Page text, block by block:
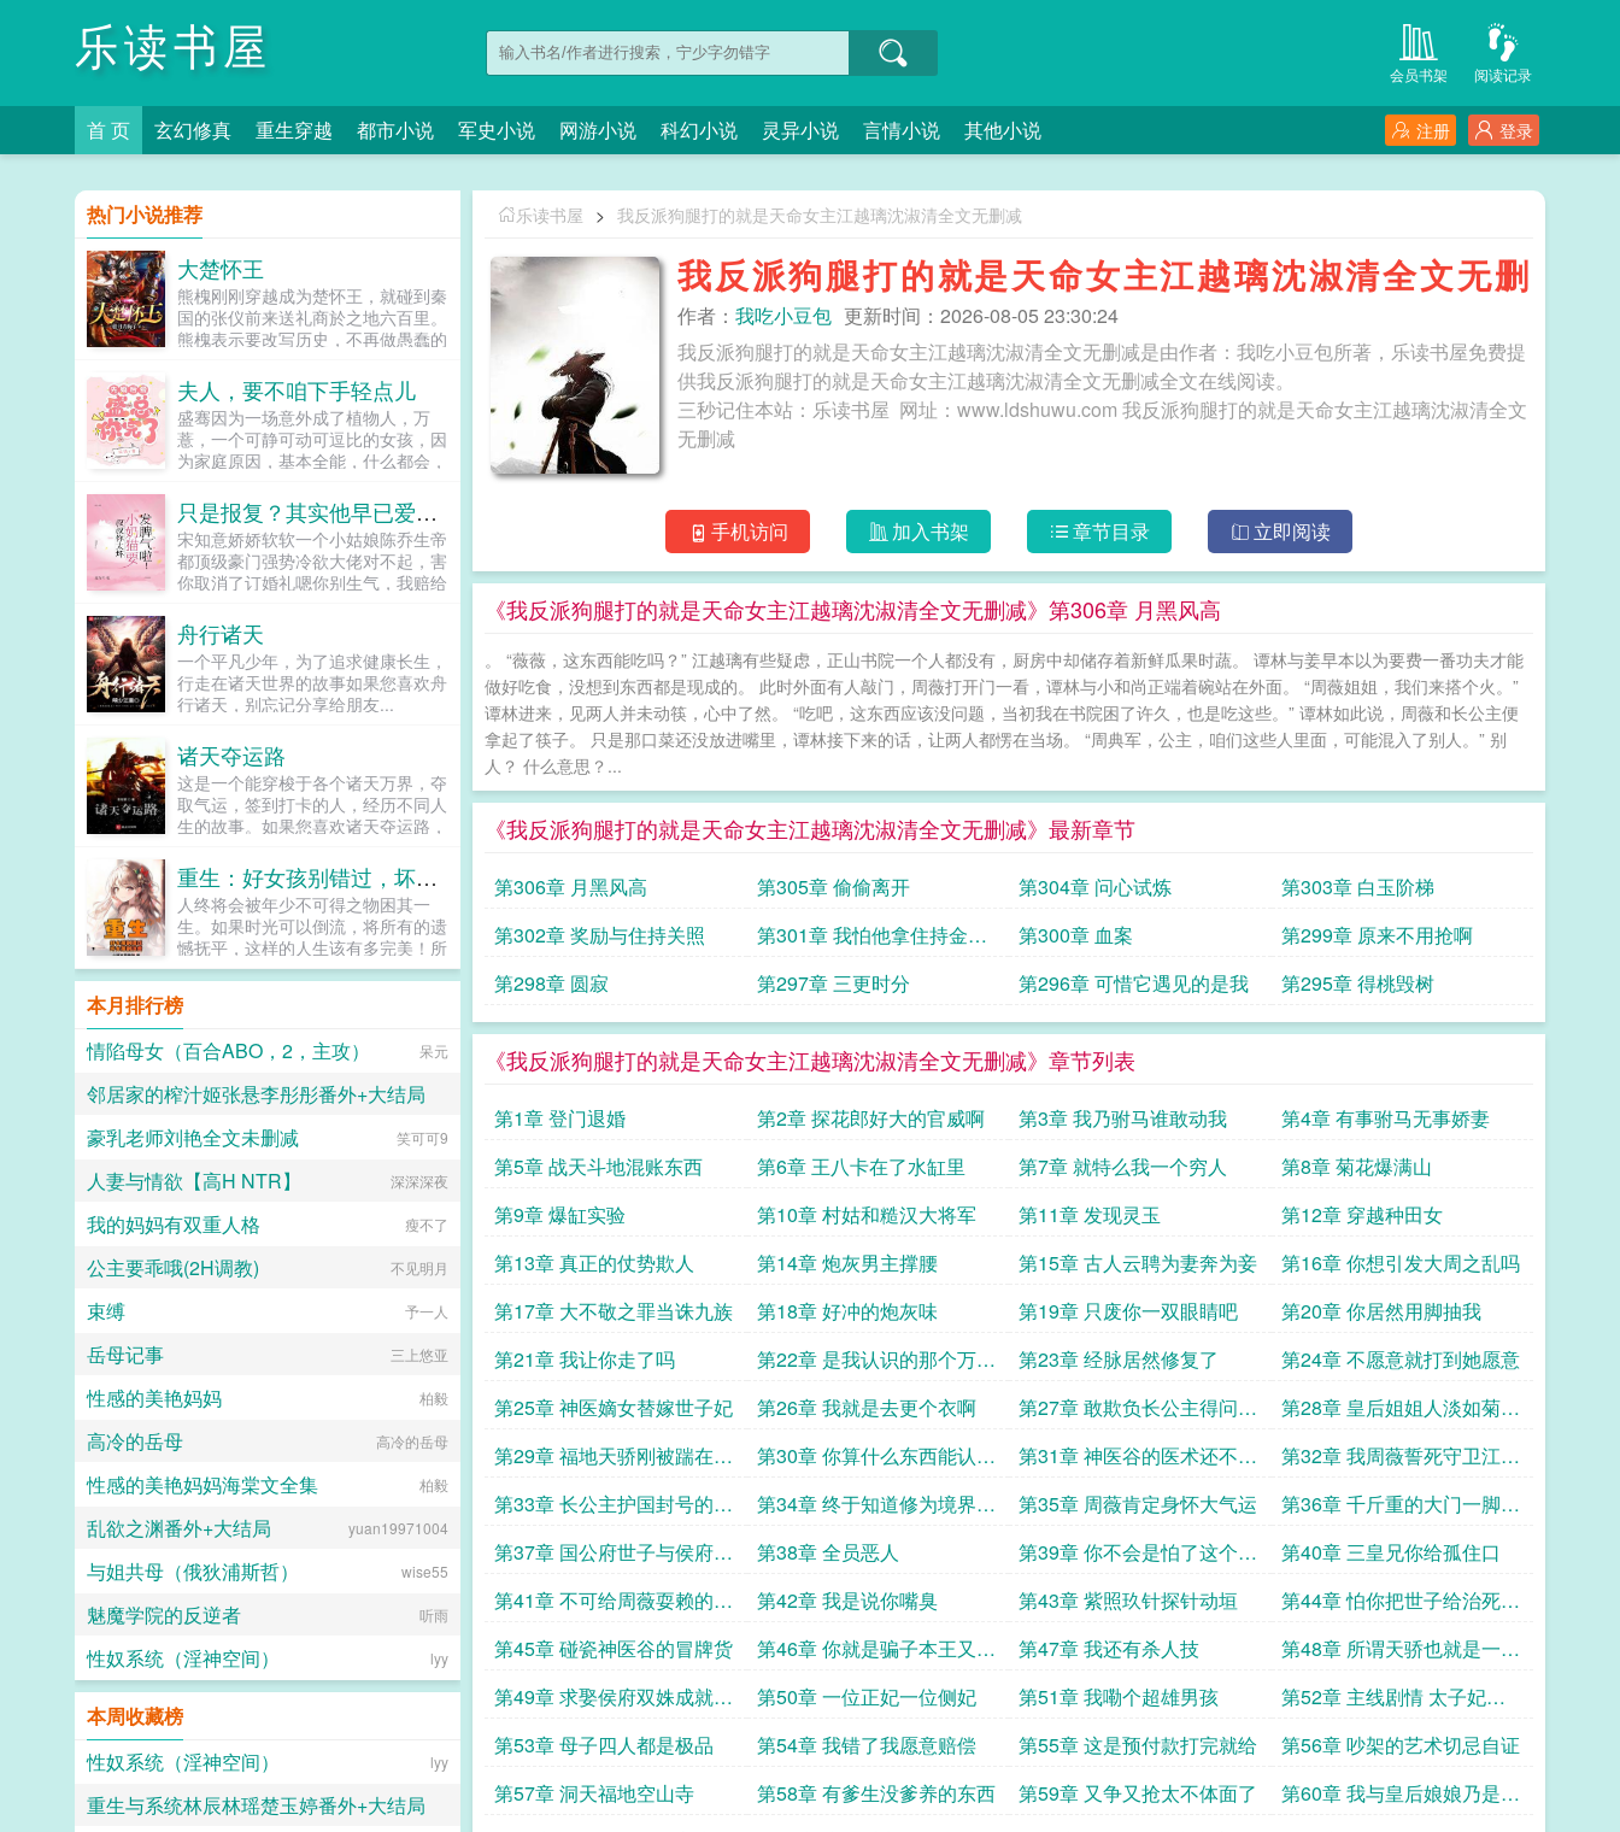
乐读书屋 阅读记录
会员书架
首 页 玄幻修真 重生穿越 都市小说 军史小说 网游小说 科幻小说 灵异小说 言情小说 其他小说 登录
注册
乐读书屋 > 我反派狗腿打的就是天命女主江越璃沈淑清全文无删减
我反派狗腿打的就是天命女主江越璃沈淑清全文无删
减
作者： 我吃小豆包 更新时间：2026-08-05 23:30:24
我反派狗腿打的就是天命女主江越璃沈淑清全文无删减是由作者：我吃小豆包所著，乐读书屋免费提
供我反派狗腿打的就是天命女主江越璃沈淑清全文无删减全文在线阅读。
三秒记住本站：乐读书屋 网址：www.ldshuwu.com 我反派狗腿打的就是天命女主江越璃沈淑清全文
无删减
手机访问 加入书架 章节目录 立即阅读
《我反派狗腿打的就是天命女主江越璃沈淑清全文无删减》第306章 月黑风高
。 “薇薇，这东西能吃吗？” 江越璃有些疑虑，正山书院一个人都没有，厨房中却储存着新鲜瓜果时蔬。 谭林与姜早本以为要费一番功夫才能
做好吃食，没想到东西都是现成的。 此时外面有人敲门，周薇打开门一看，谭林与小和尚正端着碗站在外面。 “周薇姐姐，我们来搭个火。”
谭林进来，见两人并未动筷，心中了然。 “吃吧，这东西应该没问题，当初我在书院困了许久，也是吃这些。” 谭林如此说，周薇和长公主便
拿起了筷子。 只是那口菜还没放进嘴里，谭林接下来的话，让两人都愣在当场。 “周典军，公主，咱们这些人里面，可能混入了别人。” 别
人？ 什么意思？...
《我反派狗腿打的就是天命女主江越璃沈淑清全文无删减》最新章节
第306章 月黑风高 第305章 偷偷离开 第304章 问心试炼
第303章 白玉阶梯
第302章 奖励与住持关照
第301章 我怕他拿住持金身
干坏事
第300章 血案
第299章 原来不用抢啊
第298章 圆寂
第297章 三更时分 第296章 可惜它遇见的是我 第295章 得桃毁树
《我反派狗腿打的就是天命女主江越璃沈淑清全文无删减》章节列表
第1章 登门退婚 第2章 探花郎好大的官威啊 第3章 我乃驸马谁敢动我
第4章 有事驸马无事娇妻
第5章 战天斗地混账东西
第6章 王八卡在了水缸里 第7章 就特么我一个穷人
第8章 菊花爆满山
第9章 爆缸实验
第10章 村姑和糙汉大将军 第11章 发现灵玉
第12章 穿越种田女
第13章 真正的仗势欺人
第14章 炮灰男主撑腰 第15章 古人云聘为妻奔为妾
第16章 你想引发大周之乱吗
第17章 大不敬之罪当诛九族
第18章 好冲的炮灰味 第19章 只废你一双眼睛吧
第20章 你居然用脚抽我
第21章 我让你走了吗
第22章 是我认识的那个万千
梁吗
第23章 经脉居然修复了
第24章 不愿意就打到她愿意
第25章 神医嫡女替嫁世子妃
第26章 我就是去更个衣啊
第27章 敢欺负长公主得问我
答不答应
第28章 皇后姐姐人淡如菊不
争不抢
第29章 福地天骄刚被踹在大
街上
第30章 你算什么东西能认识
神医谷的人
第31章 神医谷的医术还不如
我这个宫女呢
第32章 我周薇誓死守卫江越
璃
第33章 长公主护国封号的由
来
第34章 终于知道修为境界划
分了
第35章 周薇肯定身怀大气运
第36章 千斤重的大门一脚就
踹飞了
第37章 国公府世子与侯府庶
女
第38章 全员恶人
第39章 你不会是怕了这个贱
婢吧
第40章 三皇兄你给孤住口
第41章 不可给周薇耍赖的机
会
第42章 我是说你嘴臭 第43章 紫照玖针探针动垣
第44章 怕你把世子给治死啊
天骄
第45章 碰瓷神医谷的冒牌货
第46章 你就是骗子本王又不
傻
第47章 我还有杀人技
第48章 所谓天骄也就是一脚
的事儿
第49章 求娶侯府双姝成就佳
话
第50章 一位正妃一位侧妃 第51章 我嘞个超雄男孩
第52章 主线剧情 太子妃带
球跑
第53章 母子四人都是极品 第54章 我错了我愿意赔偿 第55章 这是预付款打完就给
第56章 吵架的艺术切忌自证
第57章 洞天福地空山寺
第58章 有爹生没爹养的东西 第59章 又争又抢太不体面了
第60章 我与皇后娘娘乃是君
热门小说推荐
大楚怀王
熊槐刚刚穿越成为楚怀王，就碰到秦
国的张仪前来送礼商於之地六百里。
熊槐表示要改写历史，不再做愚蠢的
天，和满朝文武商量之后，经...
夫人，要不咱下手轻点儿
盛骞因为一场意外成了植物人，万
薏，一个可静可动可逗比的女孩，因
为家庭原因，基本全能，什么都会，
的老婆，没想到盛骞苏醒了。万薏想
功成身退了，人家醒了，给人家一个
和前女友复合的空间吧。谁知道这人
死活不去领离婚证。万薏怒，遇见他
以后十次出门九次劫，放过她给她留
只是报复？其实他早已爱不释手
宋知意娇娇软软一个小姑娘陈乔生帝
都顶级豪门强势冷欲大佬对不起，害
你取消了订婚礼嗯你别生气，我赔给
我可以把自己赔给你。知道你在说什
么吗？知道！君子一言驷马难追，不
信我和你拉钩！你说过的把自己赔给
我？宋知意漂亮的野生眉头一挑，眼
神瞟向...
舟行诸天
一个平凡少年，为了追求健康长生，
行走在诸天世界的故事如果您喜欢舟
行诸天，别忘记分享给朋友...
诸天夺运路
这是一个能穿梭于各个诸天万界，夺
取气运，签到打卡的人，经历不同人
生的故事。如果您喜欢诸天夺运路，
重生：好女孩别错过，坏女孩别浪费
人终将会被年少不可得之物困其一
生。如果时光可以倒流，将所有的遗
憾抚平，这样的人生该有多完美！所
以陈文杰的遗憾是什么呢？未能珍惜
年少时光考入好大学，以致此生碌碌
无为。悔恨当年又当纯爱战士又当暖
男舔狗，以致不惑之年仍然孑然一
身，最终穷困潦倒，了此残生。若有
万富豪，还是和当年那个女孩谈一场
时期，面对屡次拒绝自己的傲娇高冷
当纯爱战士，暖男舔狗。重活一世，
统给我一边去，我只想好好学习，努
其一生，如果人生有遗憾，不如重来
本月排行榜
情陷母女（百合ABO，2，主攻）
呆元
邻居家的榨汁姬张悬李彤彤番外+大结局
刹那雪
豪乳老师刘艳全文未删减 笑可可9
人妻与情欲【高H NTR】 深深深夜
我的妈妈有双重人格 瘦不了
公主要乖哦(2H调教) 不见明月
束缚 予一人
岳母记事 三上悠亚
性感的美艳妈妈 柏毅
高冷的岳母 高冷的岳母
性感的美艳妈妈海棠文全集 柏毅
乱欲之渊番外+大结局 yuan19971004
与姐共母（俄狄浦斯哲） wise55
魅魔学院的反逆者 听雨
性奴系统（淫神空间） lyy
本周收藏榜
性奴系统（淫神空间）
lyy
重生与系统林辰林瑶楚玉婷番外+大结局